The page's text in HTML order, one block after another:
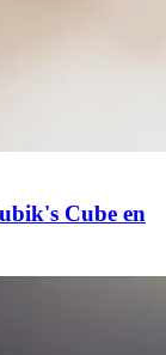
Cube en